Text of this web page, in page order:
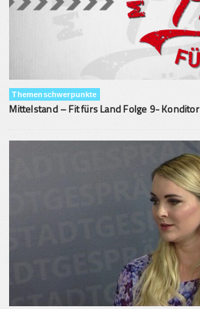
Themenschwerpunkte
Mittelstand – Fit fürs Land Folge 9- Konditor